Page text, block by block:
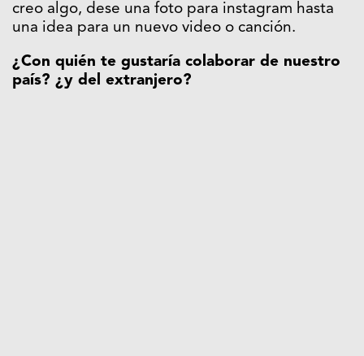
creo algo, dese una foto para instagram hasta
una idea para un nuevo video o canción.
¿Con quién te gustaría colaborar de nuestro
país? ¿y del extranjero?